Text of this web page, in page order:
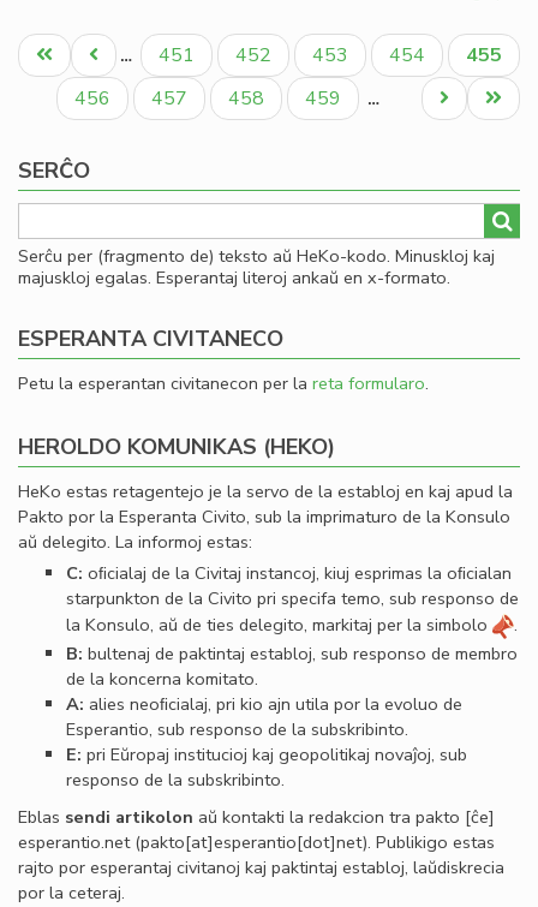
en
la
Pagination
Unua
paĝo
Antaŭa
paĝo
… Paĝo
451 Paĝo
452 Paĝo
453 Paĝo
454
Aktuala
paĝo
455
Paĝo
456 Paĝo
457 Paĝo
458 Paĝo
459 …
Last
page
Next
page
SERĈO
Serĉu per (fragmento de) teksto aŭ HeKo-kodo. Minuskloj kaj
majuskloj egalas. Esperantaj literoj ankaŭ en x-formato.
ESPERANTA CIVITANECO
Petu la esperantan civitanecon per la reta formularo.
HEROLDO KOMUNIKAS (HEKO)
HeKo estas retagentejo je la servo de la establoj en kaj apud la
Pakto por la Esperanta Civito, sub la imprimaturo de la Konsulo
aŭ delegito. La informoj estas:
C: oﬁcialaj de la Civitaj instancoj, kiuj esprimas la oﬁcialan
starpunkton de la Civito pri specifa temo, sub responso de
la Konsulo, aŭ de ties delegito, markitaj per la simbolo
.
B: bultenaj de paktintaj establoj, sub responso de membro
de la koncerna komitato.
A: alies neoﬁcialaj, pri kio ajn utila por la evoluo de
Esperantio, sub responso de la subskribinto.
E: pri Eŭropaj institucioj kaj geopolitikaj novaĵoj, sub
responso de la subskribinto.
Eblas sendi artikolon aŭ kontakti la redakcion tra pakto [ĉe]
esperantio.net(pakto[at]esperantio[dot]net). Publikigo estas
rajto por esperantaj civitanoj kaj paktintaj establoj, laŭdiskrecia
por la ceteraj.